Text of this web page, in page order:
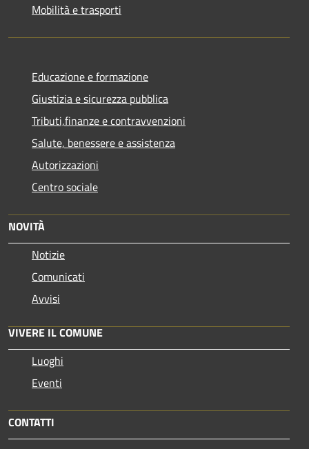
Mobilità e trasporti
Educazione e formazione
Giustizia e sicurezza pubblica
Tributi,finanze e contravvenzioni
Salute, benessere e assistenza
Autorizzazioni
Centro sociale
NOVITÀ
Notizie
Comunicati
Avvisi
VIVERE IL COMUNE
Luoghi
Eventi
CONTATTI